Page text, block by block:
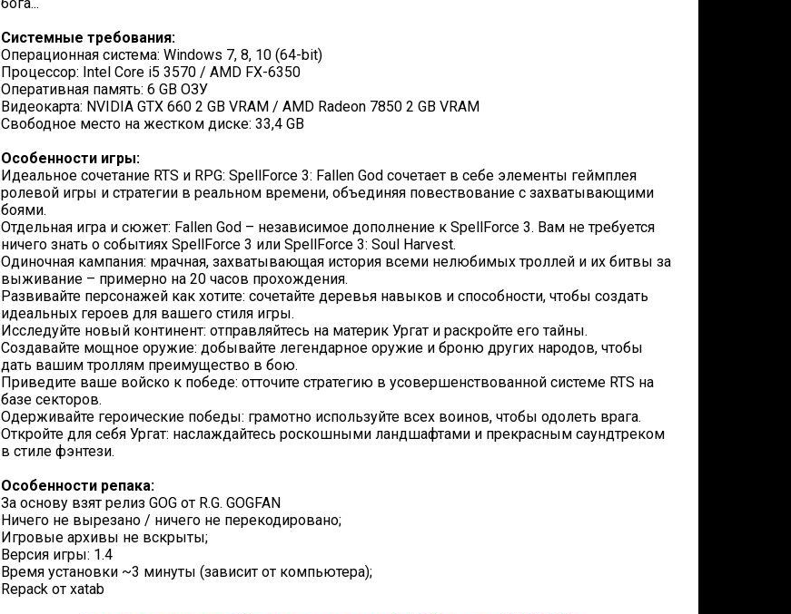
Системные требования:
Операционная система: Windows 7, 8, 10 (64-bit)
Процессор: Intel Core i5 3570 / AMD FX-6350
Оперативная память: 6 GB ОЗУ
Видеокарта: NVIDIA GTX 660 2 GB VRAM / AMD Radeon 7850 2 GB VRAM
Свободное место на жестком диске: 33,4 GB
Особенности игры:
Идеальное сочетание RTS и RPG: SpellForce 3: Fallen God сочетает в себе элементы геймплея
ролевой игры и стратегии в реальном времени, объединяя повествование с захватывающими
боями.
Отдельная игра и сюжет: Fallen God – независимое дополнение к SpellForce 3. Вам не требуется
ничего знать о событиях SpellForce 3 или SpellForce 3: Soul Harvest.
Одиночная кампания: мрачная, захватывающая история всеми нелюбимых троллей и их битвы за
выживание – примерно на 20 часов прохождения.
Развивайте персонажей как хотите: сочетайте деревья навыков и способности, чтобы создать
идеальных героев для вашего стиля игры.
Исследуйте новый континент: отправляйтесь на материк Ургат и раскройте его тайны.
Создавайте мощное оружие: добывайте легендарное оружие и броню других народов, чтобы
дать вашим троллям преимущество в бою.
Приведите ваше войско к победе: отточите стратегию в усовершенствованной системе RTS на
базе секторов.
Одерживайте героические победы: грамотно используйте всех воинов, чтобы одолеть врага.
Откройте для себя Ургат: наслаждайтесь роскошными ландшафтами и прекрасным саундтреком
в стиле фэнтези.
Особенности репака:
За основу взят релиз GOG от R.G. GOGFAN
Ничего не вырезано / ничего не перекодировано;
Игровые архивы не вскрыты;
Версия игры: 1.4
Время установки ~3 минуты (зависит от компьютера);
Repack от xatab